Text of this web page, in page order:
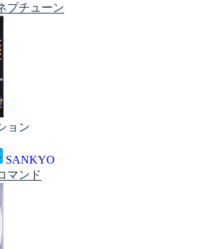
プチューン
ョン
SANKYO
マンド